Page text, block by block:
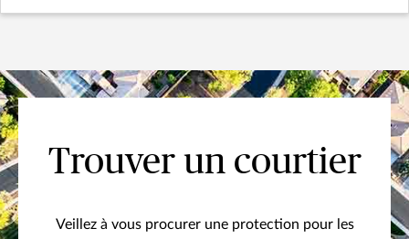
Trouver un courtier
Veillez à vous procurer une protection pour les